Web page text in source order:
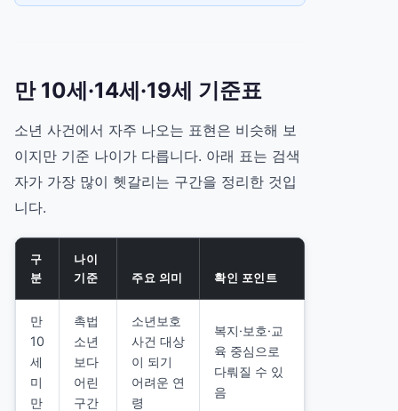
만 10세·14세·19세 기준표
소년 사건에서 자주 나오는 표현은 비슷해 보
이지만 기준 나이가 다릅니다. 아래 표는 검색
자가 가장 많이 헷갈리는 구간을 정리한 것입
니다.
구
분
나이
기준
주요 의미 확인 포인트
만
10
세
미
만
촉법
소년
보다
어린
구간
소년보호
사건 대상
이 되기
어려운 연
령
복지·보호·교
육 중심으로
다뤄질 수 있
음